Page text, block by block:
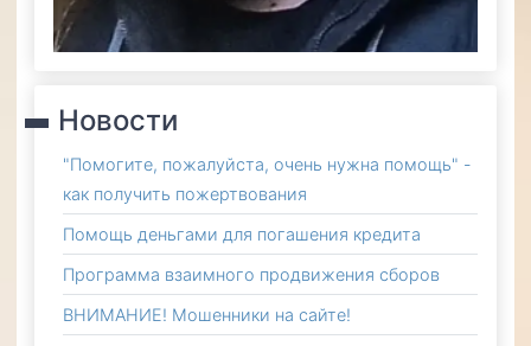
Новости
"Помогите, пожалуйста, очень нужна помощь" -
как получить пожертвования
Помощь деньгами для погашения кредита
Программа взаимного продвижения сборов
ВНИМАНИЕ! Мошенники на сайте!